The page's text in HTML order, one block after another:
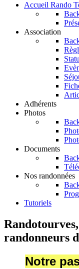
Accueil Rando
Association
Adhérents
Photos
Documents
Nos randonnées
Tutoriels
randonneurs
Notre